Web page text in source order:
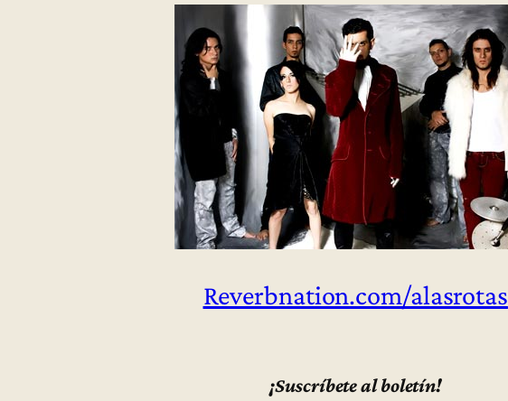
Reverbnation.com/alasrotas
¡Suscríbete al boletín!